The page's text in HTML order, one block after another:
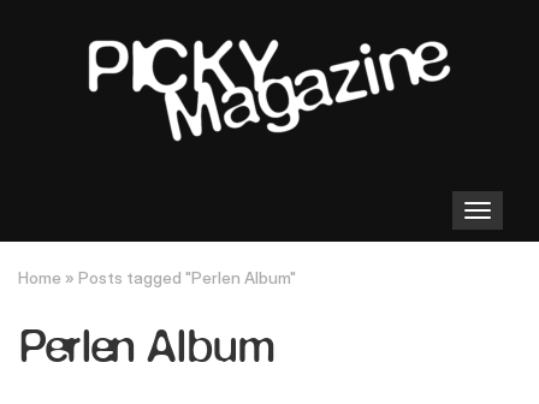
Toggle
navigation
Home » Posts tagged "Perlen Album"
Perlen Album